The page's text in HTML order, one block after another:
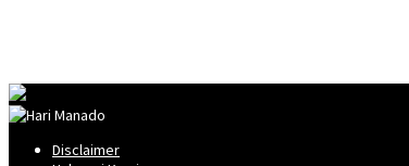
Disclaimer